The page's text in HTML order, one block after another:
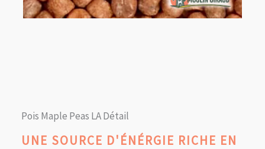
Pois Maple Peas LA Détail
UNE SOURCE D'ÉNÉRGIE RICHE EN